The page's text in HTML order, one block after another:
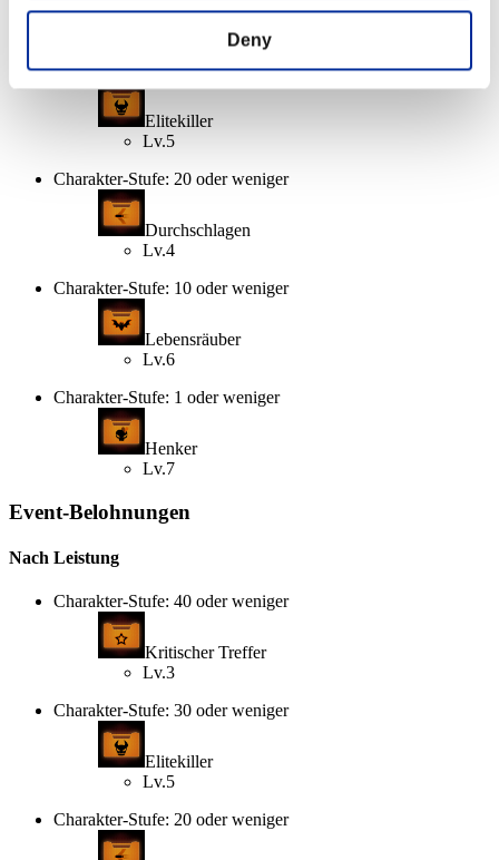
Deny
Kritischer Treffer
Charakter-Stufe: 30 oder weniger
Elitekiller
Lv.5
Charakter-Stufe: 20 oder weniger
Durchschlagen
Lv.4
Charakter-Stufe: 10 oder weniger
Lebensräuber
Lv.6
Charakter-Stufe: 1 oder weniger
Henker
Lv.7
Event-Belohnungen
Nach Leistung
Charakter-Stufe: 40 oder weniger
Kritischer Treffer
Lv.3
Charakter-Stufe: 30 oder weniger
Elitekiller
Lv.5
Charakter-Stufe: 20 oder weniger